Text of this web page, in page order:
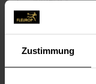
Zustimmung